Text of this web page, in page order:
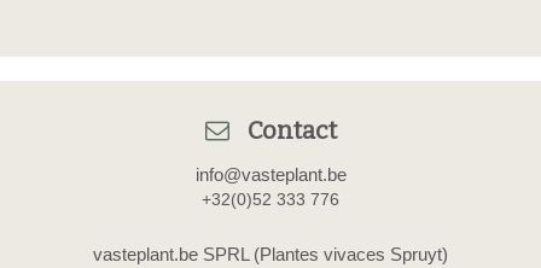
Contact
info@vasteplant.be
+32(0)52 333 776
vasteplant.be SPRL (Plantes vivaces Spruyt)